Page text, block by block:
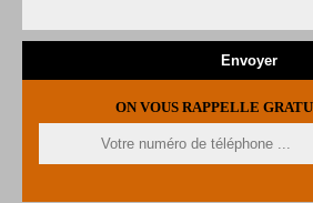
ON VOUS RAPPELLE